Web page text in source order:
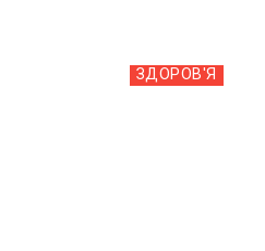
ЗДОРОВ'Я